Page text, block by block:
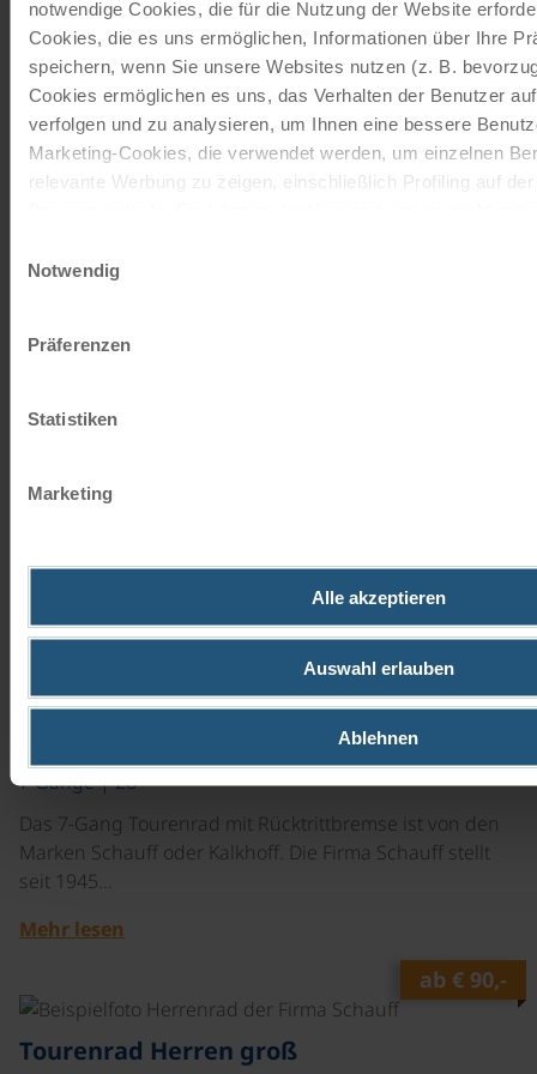
notwendige Cookies, die für die Nutzung der Website
Cookies, die es uns ermöglichen, Informationen über Ihre
speichern, wenn Sie unsere Websites nutzen (z. B.
Cookies ermöglichen es uns, das Verhalten der Benutzer
verfolgen und zu analysieren, um Ihnen eine bessere
Marketing-Cookies, die verwendet werden, um einzelnen
relevante Werbung zu zeigen, einschließlich Profiling auf
entscheiden, nur notwendige Cookies zu verwenden, indem
Impressum
Notwendig
Präferenzen
Statistiken
Marketing
Alle akzeptieren
Auswahl erlauben
Ablehnen
Mehr lesen
©
ab€ 90,-
Tourenrad Damen
7 Gänge | 28"
seit 1945…
seit 1945…
Mehr lesen
©
ab€ 90,-
7 Gänge | 28"
Das 7-Gang Tourenrad mit Rücktrittbremse ist von den
Marken Schauff oder Kalkhoff. Die Firma Schauff stellt
seit 1945…
Mehr lesen
ab € 90,-
Tourenrad Herren groß